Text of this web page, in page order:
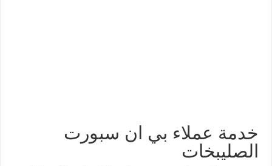
خدمة عملاء بي ان سبورت
الصليبخات